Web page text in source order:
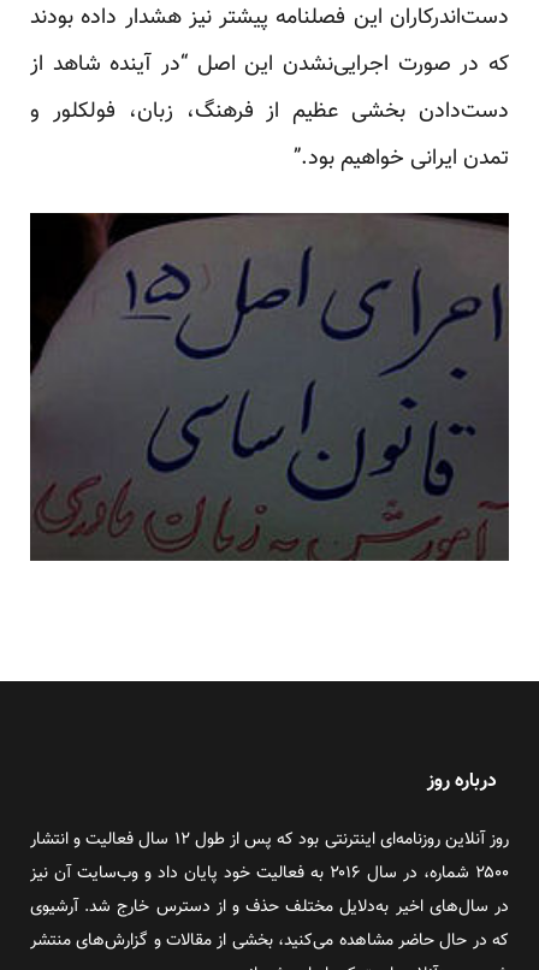
دست‌اندرکاران این فصلنامه پیشتر نیز هشدار داده بودند
که در صورت اجرایی‌نشدن این اصل “در آینده شاهد از
دست‌دادن بخشی عظیم از فرهنگ، زبان، فولکلور و
تمدن ایرانی خواهیم بود.”
درباره روز
روز آنلاین روزنامه‌ای اینترنتی بود که پس از طول ۱۲ سال فعالیت و انتشار
۲۵۰۰ شماره، در سال ۲۰۱۶ به فعالیت خود پایان داد و وب‌سایت آن نیز
در سال‌های اخیر به‌دلایل مختلف حذف و از دسترس خارج شد. آرشیوی
که در حال حاضر مشاهده می‌کنید، بخشی از مقالات و گزارش‌های منتشر